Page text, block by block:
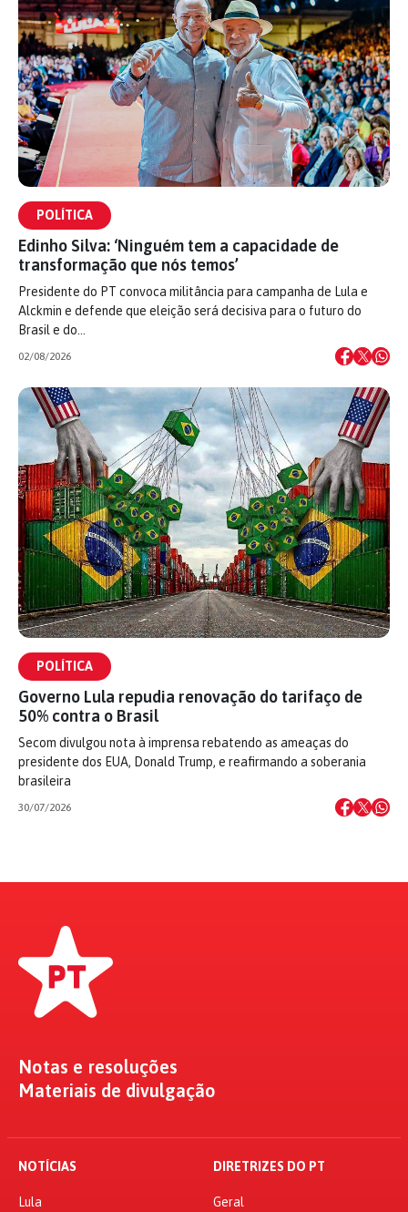
POLÍTICA
Edinho Silva: ‘Ninguém tem a capacidade de
transformação que nós temos’
Presidente do PT convoca militância para campanha de Lula e
Alckmin e defende que eleição será decisiva para o futuro do
Brasil e do…
02/08/2026
POLÍTICA
Governo Lula repudia renovação do tarifaço de
50% contra o Brasil
Secom divulgou nota à imprensa rebatendo as ameaças do
presidente dos EUA, Donald Trump, e reafirmando a soberania
brasileira
30/07/2026
Notas e resoluções
Materiais de divulgação
NOTÍCIAS
Lula
DIRETRIZES DO PT
Geral